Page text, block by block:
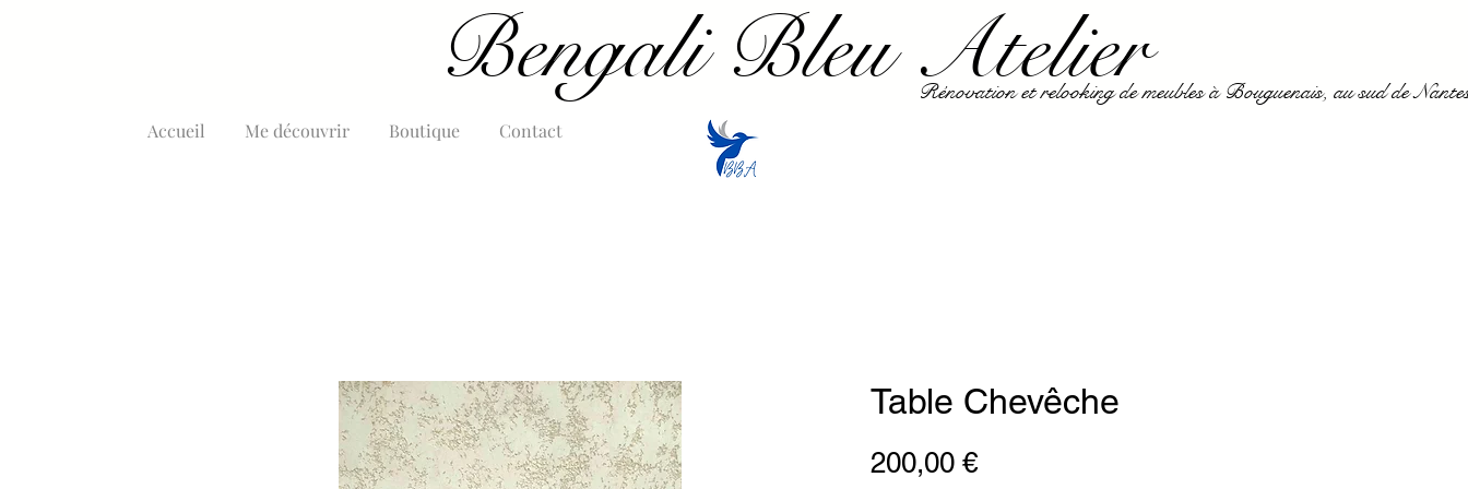
Bengali Bleu Atelier
Accueil Me découvrir Boutique Contact
Rénovation et relooking de meubles à Bouguenais, au sud de
Table Chevêche
200,00 €Prix